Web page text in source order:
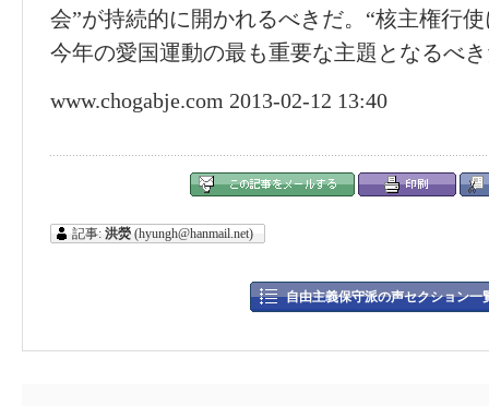
会”が持続的に開かれるべきだ。“核主権行
今年の愛国運動の最も重要な主題となるべ
www.chogabje.com 2013-02-12 13:40
記事: 洪熒 (hyungh@hanmail.net)
自由主義保守派の声セクション一